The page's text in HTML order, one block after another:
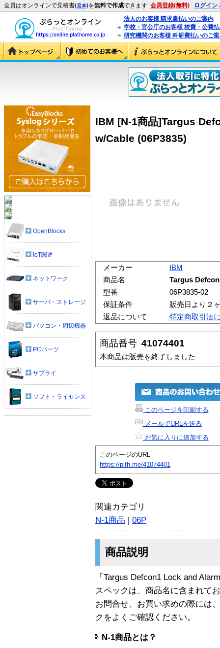
会員はオンラインで見積書(見本)を無料で作成できます 会員登録(無料) ログイン
法人のお客様 請求書払いのご案内
学校・官公庁のお客様 校費・公費
研究機関のお客様 科研費払いのご
IBM [N-1商品]Targus
w/Cable (06P3835)
メーカー
IBM
商品名
Targus
型番
06P3835-02
保証条件
販売日より２
返品について
特定商取引法
商品番号 41074401
本商品は販売を終了しました
このページを印刷する
メールでURLを送る
お気に入りに追加する
このページのURL
https://plth.me/41074401
関連カテゴリ
N-1商品 | 06P
商品説明
「Targus Defcon1 Lock and
スペックは、商品名に含まれて
お問合せ、お買い求めの際には
クをよくご確認ください。
N-1商品とは？
OpenBlocks
IoT関連
ネットワーク
サーバ・ストレージ
パソコン・周辺機器
PCパーツ
サプライ
ソフト・ライセンス